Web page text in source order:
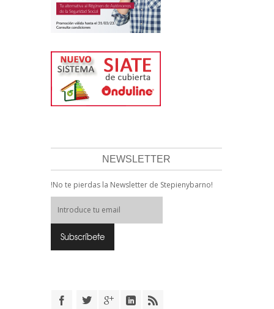
NEWSLETTER
!No te pierdas la Newsletter de Stepienybarno!